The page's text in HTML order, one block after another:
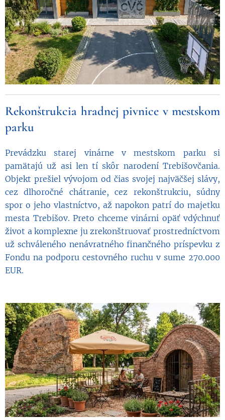
Rekonštrukcia hradnej pivnice v mestskom
parku
Prevádzku starej vinárne v mestskom parku si
pamätajú už asi len tí skôr narodení Trebišovčania.
Objekt prešiel vývojom od čias svojej najväčšej slávy,
cez dlhoročné chátranie, cez rekonštrukciu, súdny
spor o jeho vlastníctvo, až napokon patrí do majetku
mesta Trebišov. Preto chceme vinárni opäť vdýchnuť
život a komplexne ju zrekonštruovať prostredníctvom
už schváleného nenávratného finančného príspevku z
Fondu na podporu cestovného ruchu v sume 270.000
EUR.